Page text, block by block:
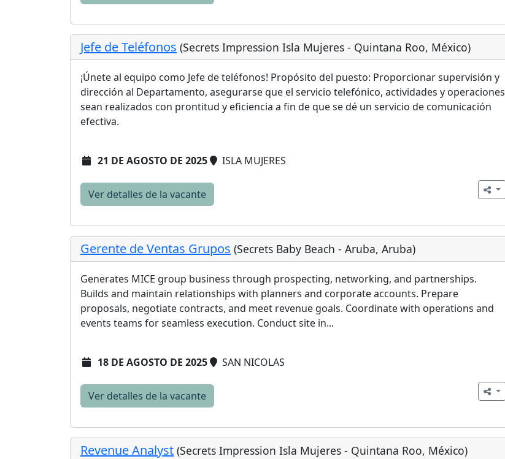
Jefe de Teléfonos (Secrets Impression Isla Mujeres - Quintana Roo, México)
¡Únete al equipo como Jefe de teléfonos! Propósito del puesto: Proporcionar supervisión y
dirección al Departamento, asegurarse que el servicio telefónico, actividades y operaciones
sean realizados con prontitud y eficiencia a fin de que se dé un servicio de comunicación
efectiva.
21 DE AGOSTO DE 2025 ISLA MUJERES
Ver detalles de la vacante
Gerente de Ventas Grupos (Secrets Baby Beach - Aruba, Aruba)
Generates MICE group business through prospecting, networking, and partnerships.
Builds and maintain relationships with planners and corporate accounts. Prepare
proposals, negotiate contracts, and meet revenue goals. Coordinate with operations and
events teams for seamless execution. Conduct site in...
18 DE AGOSTO DE 2025 SAN NICOLAS
Ver detalles de la vacante
Revenue Analyst (Secrets Impression Isla Mujeres - Quintana Roo, México)